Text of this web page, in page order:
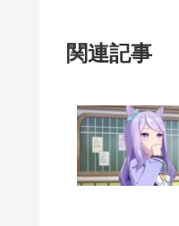
関連記事